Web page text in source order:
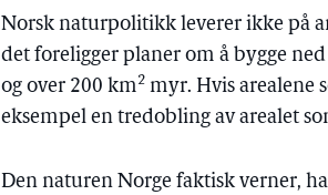
Norsk naturpolitikk leverer ikke på
det foreligger planer om å bygge
og over 200 km2 myr. Hvis arealene
eksempel en tredobling av arealet
Den naturen Norge faktisk verner,